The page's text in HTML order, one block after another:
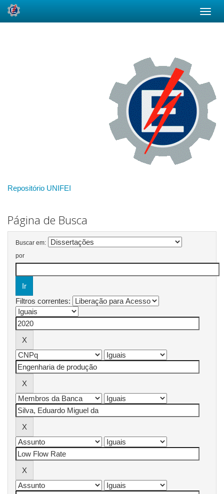
Repositório UNIFEI
Página de Busca
Buscar em:
por
Filtros correntes: